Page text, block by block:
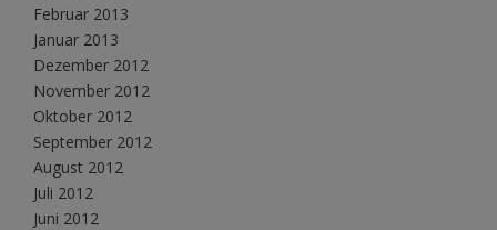
Februar 2013
Januar 2013
Dezember 2012
November 2012
Oktober 2012
September 2012
August 2012
Juli 2012
Juni 2012